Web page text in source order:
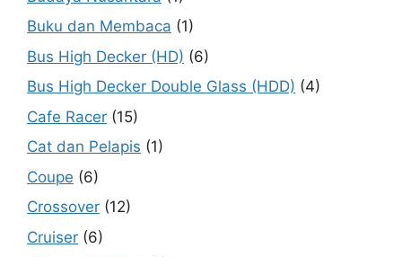
Buku dan Membaca (1)
Bus High Decker (HD) (6)
Bus High Decker Double Glass (HDD) (4)
Cafe Racer (15)
Cat dan Pelapis (1)
Coupe (6)
Crossover (12)
Cruiser (6)